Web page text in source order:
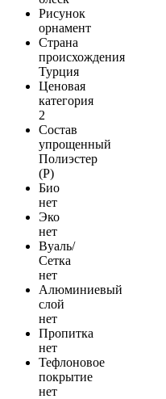
Рисунок
орнамент
Страна
происхождения
Турция
Ценовая
категория
2
Состав
упрощенный
Полиэстер
(Р)
Био
нет
Эко
нет
Вуаль/
Сетка
нет
Алюминиевый
слой
нет
Пропитка
нет
Тефлоновое
покрытие
нет